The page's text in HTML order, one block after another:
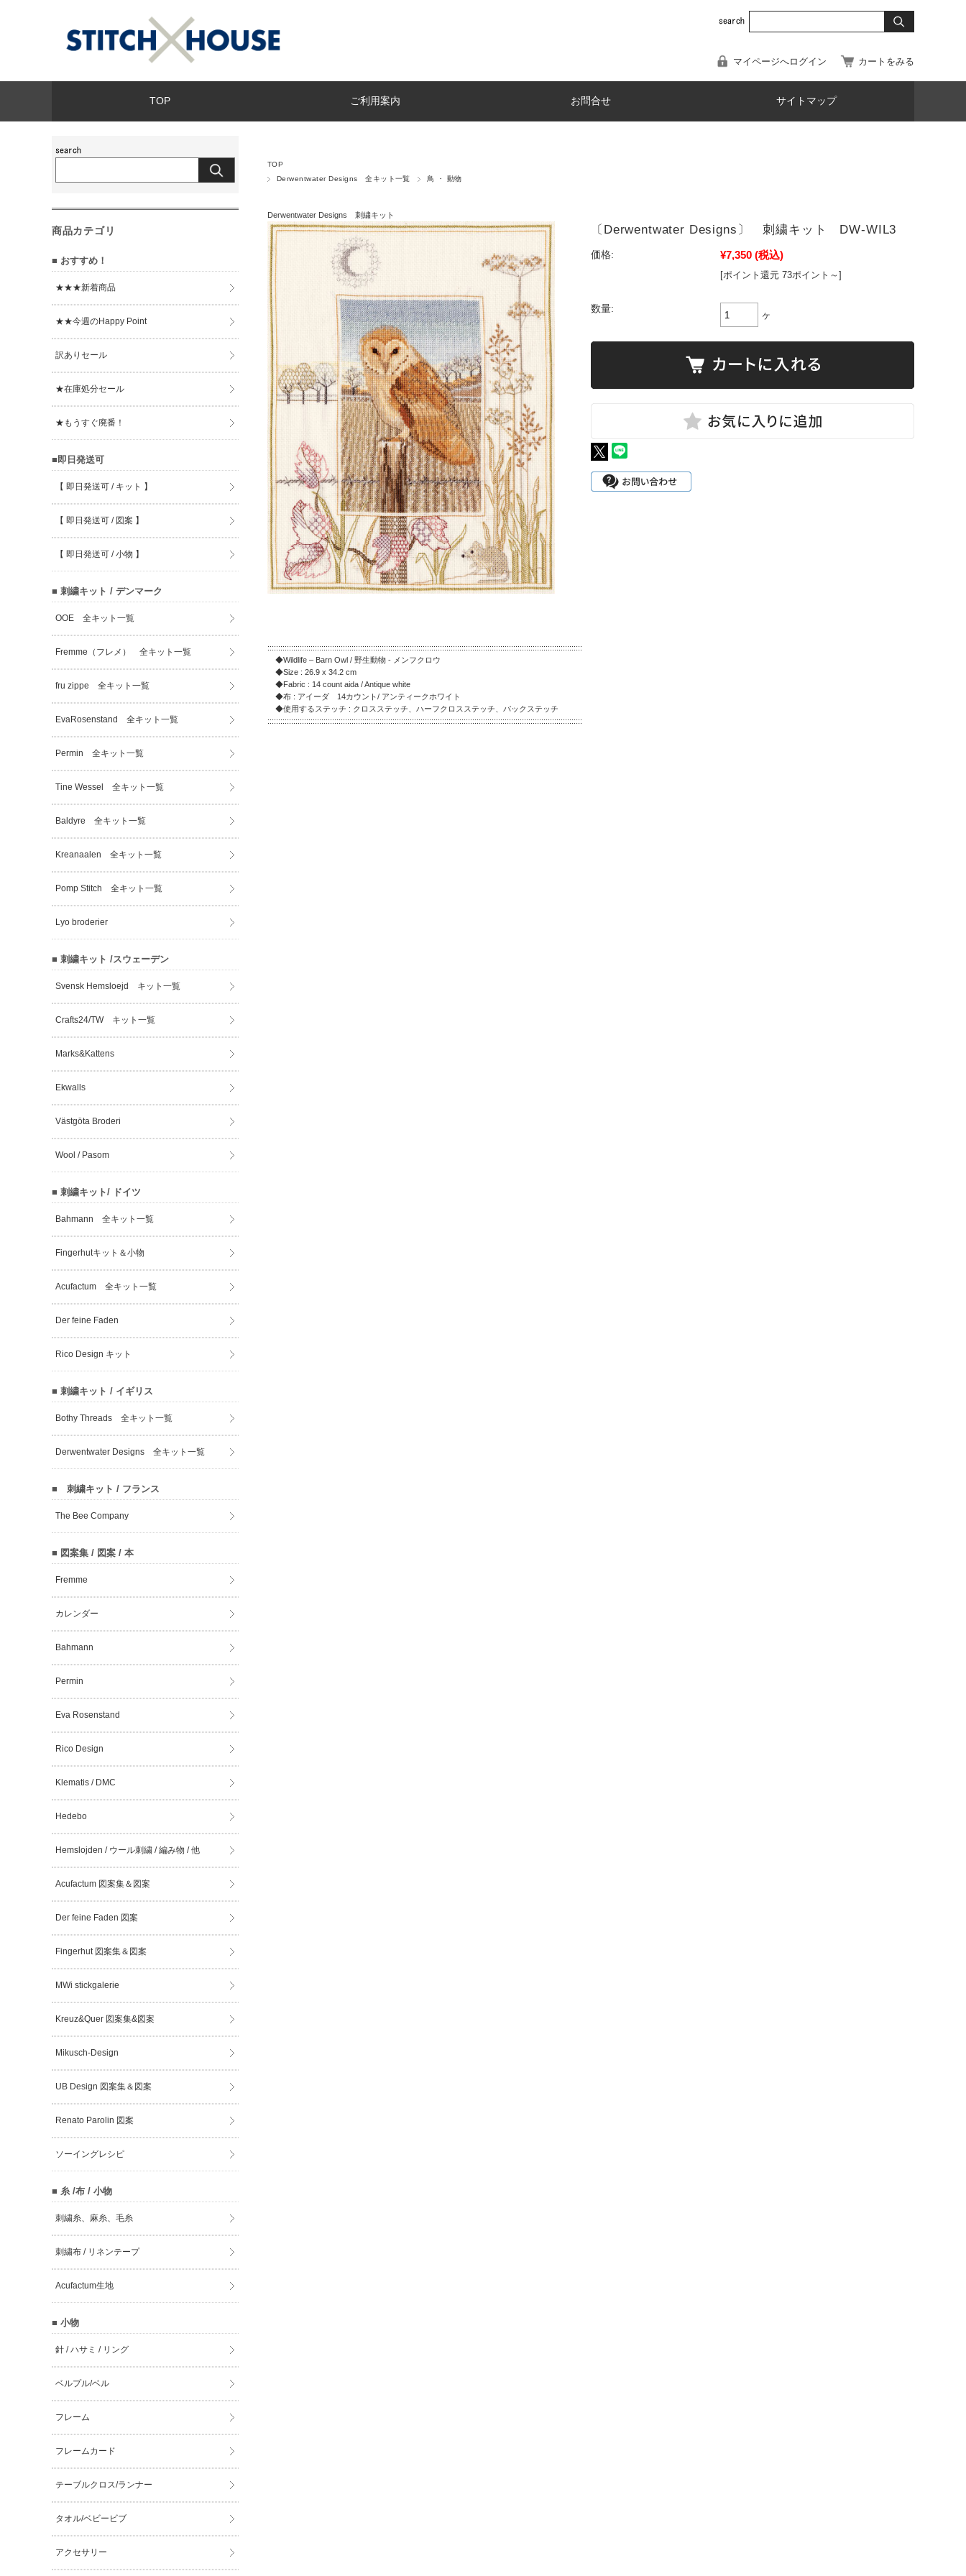
マイページへログイン カートをみる
TOP ご利用案内 お問合せ サイトマップ
TOP
Derwentwater Designs 全キット一覧
鳥 ・ 動物
Derwentwater Designs 刺繍キット
〔Derwentwater Designs〕 刺繍キット DW-WIL3
価格: ¥7,350 (税込)
[ポイント還元 73ポイント～]
数量:
ヶ
::::::::::::::::::::::::::::::::::::::::::::::::::::::::::::::::::::::::::::::::::::::::::::::::::::::::::::::::::::::::::::::::::::::::::::::::::
◆Wildlife – Barn Owl / 野生動物 - メンフクロウ
◆Size : 26.9 x 34.2 cm
◆Fabric : 14 count aida / Antique white
◆布 : アイーダ 14カウント/ アンティークホワイト
◆使用するステッチ : クロスステッチ、ハーフクロスステッチ、バックステッチ
::::::::::::::::::::::::::::::::::::::::::::::::::::::::::::::::::::::::::::::::::::::::::::::::::::::::::::::::::::::::::::::::::::::::::::::::::
商品カテゴリ
■ おすすめ！
★★★新着商品
★★今週のHappy Point
訳ありセール
★在庫処分セール
★もうすぐ廃番！
■即日発送可
【 即日発送可 / キット 】
【 即日発送可 / 図案 】
【 即日発送可 / 小物 】
■ 刺繍キット / デンマーク
OOE 全キット一覧
Fremme（フレメ） 全キット一覧
fru zippe 全キット一覧
EvaRosenstand 全キット一覧
Permin 全キット一覧
Tine Wessel 全キット一覧
Baldyre 全キット一覧
Kreanaalen 全キット一覧
Pomp Stitch 全キット一覧
Lyo broderier
■ 刺繍キット /スウェーデン
Svensk Hemsloejd キット一覧
Crafts24/TW キット一覧
Marks&Kattens
Ekwalls
Västgöta Broderi
Wool / Pasom
■ 刺繍キット/ ドイツ
Bahmann 全キット一覧
Fingerhutキット＆小物
Acufactum 全キット一覧
Der feine Faden
Rico Design キット
■ 刺繍キット / イギリス
Bothy Threads 全キット一覧
Derwentwater Designs 全キット一覧
■ 刺繍キット / フランス
The Bee Company
■ 図案集 / 図案 / 本
Fremme
カレンダー
Bahmann
Permin
Eva Rosenstand
Rico Design
Klematis / DMC
Hedebo
Hemslojden / ウール刺繍 / 編み物 / 他
Acufactum 図案集＆図案
Der feine Faden 図案
Fingerhut 図案集＆図案
MWi stickgalerie
Kreuz&Quer 図案集&図案
Mikusch-Design
UB Design 図案集＆図案
Renato Parolin 図案
ソーイングレシピ
■ 糸 /布 / 小物
刺繍糸、麻糸、毛糸
刺繍布 / リネンテープ
Acufactum生地
■ 小物
針 / ハサミ / リング
ベルプル/ベル
フレーム
フレームカード
テーブルクロス/ランナー
タオル/ベビービブ
アクセサリー